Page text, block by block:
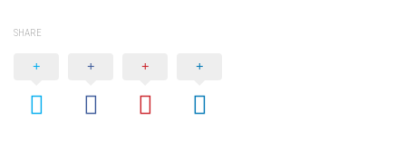
SHARE